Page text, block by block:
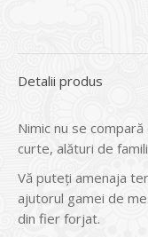
Detalii produs
Nimic nu se
curte, alături de
Vă puteți amenaja
ajutorul gamei de
din fier forjat.